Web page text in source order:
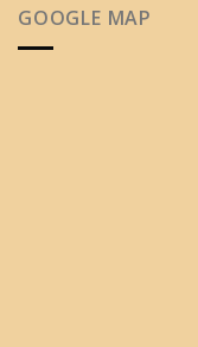
GOOGLE MAP